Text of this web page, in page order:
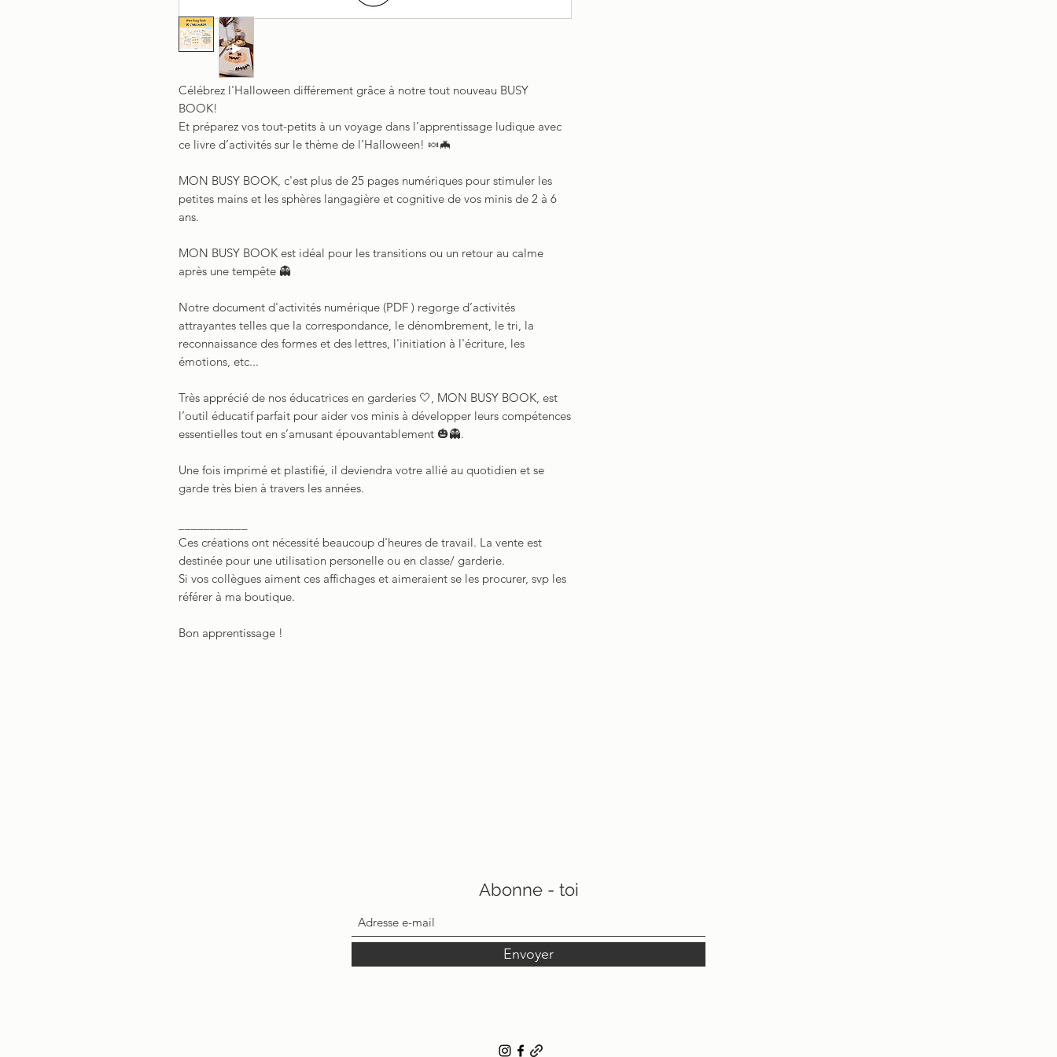
Célébrez l'Halloween différement grâce à notre tout nouveau BUSY
BOOK!
Et préparez vos tout-petits à un voyage dans l’apprentissage ludique avec
ce livre d’activités sur le thème de l’Halloween! 🍬🦇
MON BUSY BOOK, c'est plus de 25 pages numériques pour stimuler les
petites mains et les sphères langagière et cognitive de vos minis de 2 à 6
ans.
MON BUSY BOOK est idéal pour les transitions ou un retour au calme
après une tempête 👻
Notre document d'activités numérique (PDF ) regorge d’activités
attrayantes telles que la correspondance, le dénombrement, le tri, la
reconnaissance des formes et des lettres, l'initiation à l'écriture, les
émotions, etc...
Très apprécié de nos éducatrices en garderies 🤍, MON BUSY BOOK, est
l’outil éducatif parfait pour aider vos minis à développer leurs compétences
essentielles tout en s’amusant épouvantablement 🎃👻.
Une fois imprimé et plastifié, il deviendra votre allié au quotidien et se
garde très bien à travers les années.
Ces créations ont nécessité beaucoup d'heures de travail. La vente est
destinée pour une utilisation personelle ou en classe/ garderie.
Si vos collègues aiment ces affichages et aimeraient se les procurer, svp les
référer à ma boutique.
Bon apprentissage !
Abonne - toi
Envoyer